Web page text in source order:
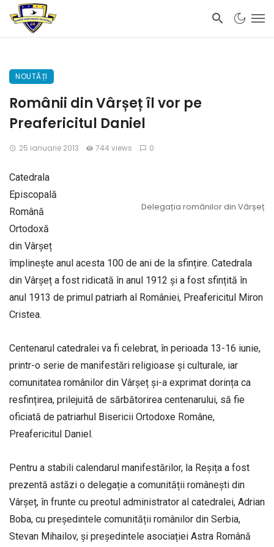
NOUTĂȚI
Românii din Vârșeț îl vor pe
Preafericitul Daniel
25 ianuarie 2013 744 views 0
Delegația românilor din Vârșeț
Catedrala
Episcopală
Română
Ortodoxă
din Vârșeț
împlinește anul acesta 100 de ani de la sfințire. Catedrala
din Vârșeț a fost ridicată în anul 1912 și a fost sfințită în
anul 1913 de primul patriarh al României, Preafericitul Miron
Cristea.
Centenarul catedralei va fi celebrat, în perioada 13-16 iunie,
printr-o serie de manifestări religioase și culturale, iar
comunitatea românilor din Vârșeț și-a exprimat dorința ca
resfințirea, prilejuită de sărbătorirea centenarului, să fie
oficiată de patriarhul Bisericii Ortodoxe Române,
Preafericitul Daniel.
Pentru a stabili calendarul manifestărilor, la Reșița a fost
prezentă astăzi o delegație a comunității românești din
Vârșeț, în frunte cu preotul administrator al catedralei, Adrian
Boba, cu președintele comunității românilor din Serbia,
Stevan Mihailov, și președintele asociației Astra Română